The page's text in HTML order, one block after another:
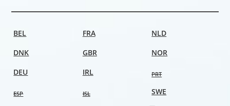
BEL
DNK
DEU
ESP
FRA
GBR
IRL
ISL
NLD
NOR
PRT
SWE